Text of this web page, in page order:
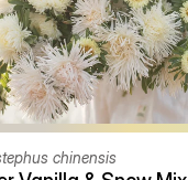
chinensis